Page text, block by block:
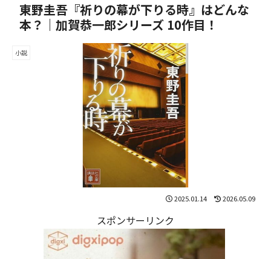
東野圭吾『祈りの幕が下りる時』はどんな
本？｜加賀恭一郎シリーズ 10作目！
小説
2025.01.14 2026.05.09
スポンサーリンク